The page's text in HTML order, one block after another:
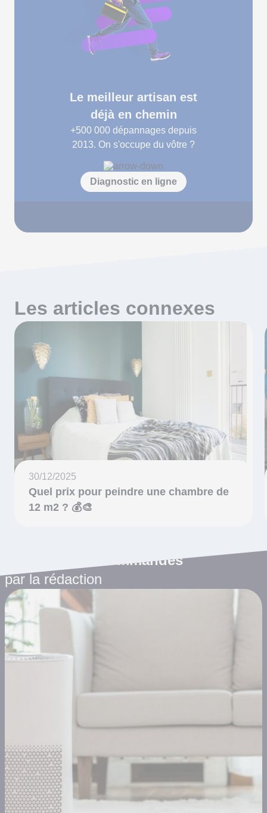
Le meilleur artisan est
déjà en chemin
+500 000 dépannages depuis
2013. On s'occupe du vôtre ?
Diagnostic en ligne
Les articles connexes
30/12/2025
Quel prix pour peindre une chambre de
12 m2 ? 💰🎨
Les articles recommandés
par la rédaction